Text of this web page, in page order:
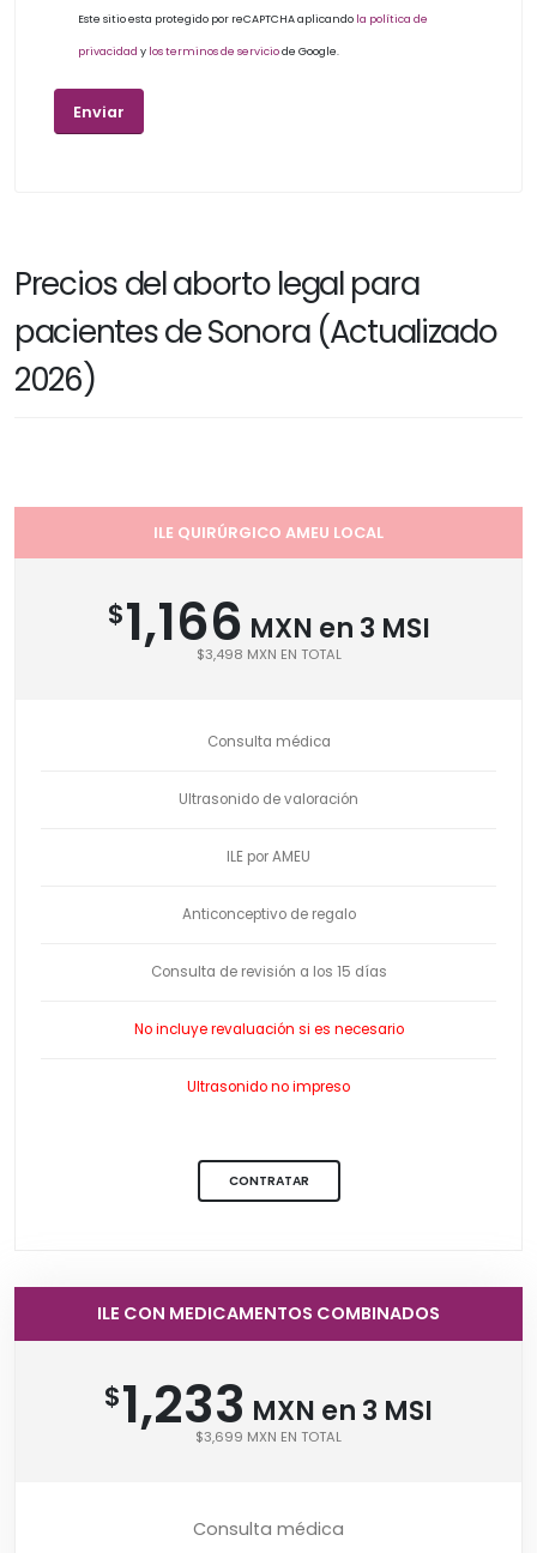
Este sitio esta protegido por reCAPTCHA aplicando la política de
privacidad y los terminos de serviciode Google.
Precios del aborto legal para
pacientes de Sonora (Actualizado
2026)
ILE QUIRÚRGICO AMEU LOCAL
$1,166 MXN en 3 MSI
$3,498 MXN EN TOTAL
Consulta médica
Ultrasonido de valoración
ILE por AMEU
Anticonceptivo de regalo
Consulta de revisión a los 15 días
No incluye revaluación si es necesario
Ultrasonido no impreso
CONTRATAR
ILE CON MEDICAMENTOS COMBINADOS
$1,233 MXN en 3 MSI
$3,699 MXN EN TOTAL
Consulta médica